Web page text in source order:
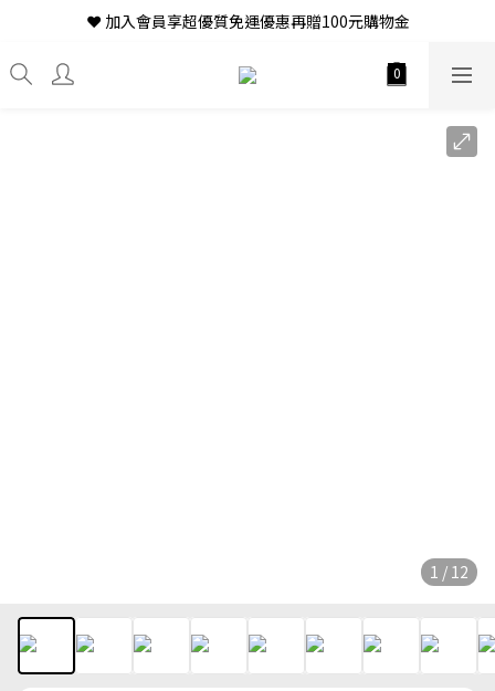
❤ 加入會員享超優質免運優惠再贈100元購物金
1 / 12